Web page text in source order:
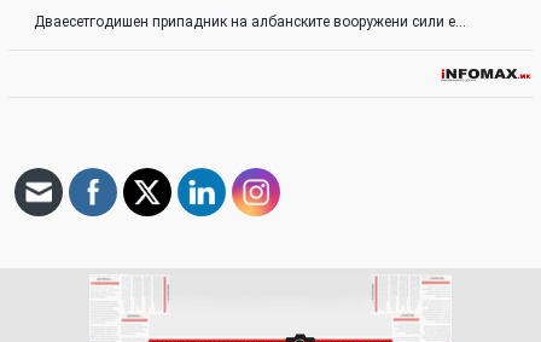
Дваесетгодишен припадник на албанските вооружени сили е…